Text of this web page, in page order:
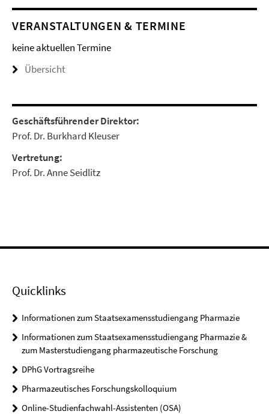
VERANSTALTUNGEN & TERMINE
keine aktuellen Termine
Übersicht
Geschäftsführender Direktor:
Prof. Dr. Burkhard Kleuser
Vertretung:
Prof. Dr. Anne Seidlitz
Quicklinks
Informationen zum Staatsexamensstudiengang Pharmazie
Informationen zum Staatsexamensstudiengang Pharmazie &
zum Masterstudiengang pharmazeutische Forschung
DPhG Vortragsreihe
Pharmazeutisches Forschungskolloquium
Online-Studienfachwahl-Assistenten (OSA)